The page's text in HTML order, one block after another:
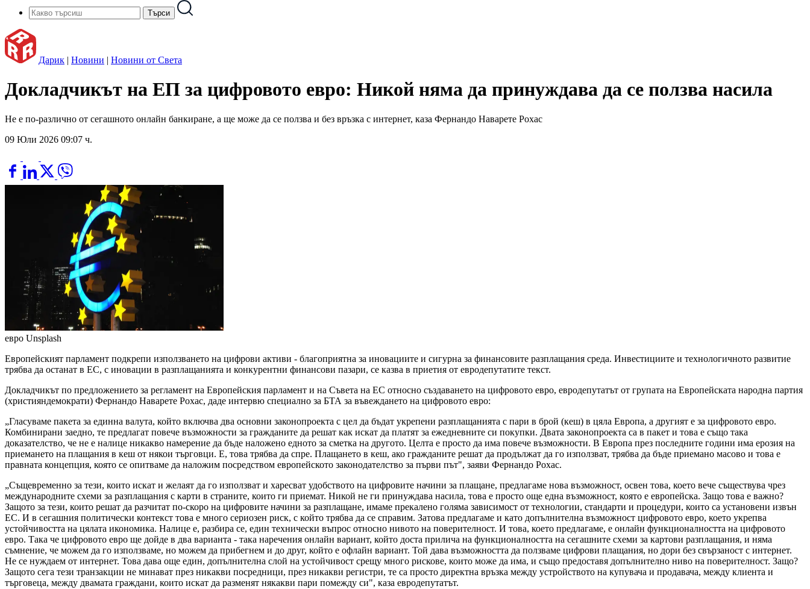
Дарик | Новини | Новини от Света
Докладчикът на ЕП за цифровото евро: Никой няма да принуждава да се ползва насила
Не е по-различно от сегашното онлайн банкиране, а ще може да се ползва и без връзка с интернет, каза Фернандо Наварете Рохас
09 Юли 2026 09:07 ч.
евро Unsplash
Европейският парламент подкрепи използването на цифрови активи - благоприятна за иновациите и сигурна за финансовите разплащания среда. Инвестициите и технологичното развитие
трябва да останат в ЕС, с иновации в разплащанията и конкурентни финансови пазари, се казва в приетия от евродепутатите текст.
Докладчикът по предложението за регламент на Европейския парламент и на Съвета на ЕС относно създаването на цифровото евро, евродепутатът от групата на Европейската народна партия
(християндемократи) Фернандо Наварете Рохас, даде интервю специално за БТА за въвеждането на цифровото евро:
„Гласуваме пакета за единна валута, който включва два основни законопроекта с цел да бъдат укрепени разплащанията с пари в брой (кеш) в цяла Европа, а другият е за цифровото евро.
Комбинирани заедно, те предлагат повече възможности за гражданите да решат как искат да платят за ежедневните си покупки. Двата законопроекта са в пакет и това е също така
доказателство, че не е налице никакво намерение да бъде наложено едното за сметка на другото. Целта е просто да има повече възможности. В Европа през последните години има ерозия на
приемането на плащания в кеш от някои търговци. Е, това трябва да спре. Плащането в кеш, ако гражданите решат да продължат да го използват, трябва да бъде приемано масово и това е
правната концепция, която се опитваме да наложим посредством европейското законодателство за първи път", заяви Фернандо Рохас.
„Същевременно за тези, които искат и желаят да го използват и харесват удобството на цифровите начини за плащане, предлагаме нова възможност, освен това, което вече съществува чрез
международните схеми за разплащания с карти в страните, които ги приемат. Никой не ги принуждава насила, това е просто още една възможност, която е европейска. Защо това е важно?
Защото за тези, които решат да разчитат по-скоро на цифровите начини за разплащане, имаме прекалено голяма зависимост от технологии, стандарти и процедури, които са установени извън
ЕС. И в сегашния политически контекст това е много сериозен риск, с който трябва да се справим. Затова предлагаме и като допълнителна възможност цифровото евро, което укрепва
устойчивостта на цялата икономика. Налице е, разбира се, един технически въпрос относно нивото на поверителност. И това, което предлагаме, е онлайн функционалността на цифровото
евро. Така че цифровото евро ще дойде в два варианта - така наречения онлайн вариант, който доста прилича на функционалността на сегашните схеми за картови разплащания, и няма
съмнение, че можем да го използваме, но можем да прибегнем и до друг, който е офлайн вариант. Той дава възможността да ползваме цифрови плащания, но дори без свързаност с интернет.
Не се нуждаем от интернет. Това дава още един, допълнителна слой на устойчивост срещу много рискове, които може да има, и също предоставя допълнително ниво на поверителност. Защо?
Защото сега тези транзакции не минават през никакви посредници, през никакви регистри, те са просто директна връзка между устройството на купувача и продавача, между клиента и
търговеца, между двамата граждани, които искат да разменят някакви пари помежду си", каза евродепутатът.